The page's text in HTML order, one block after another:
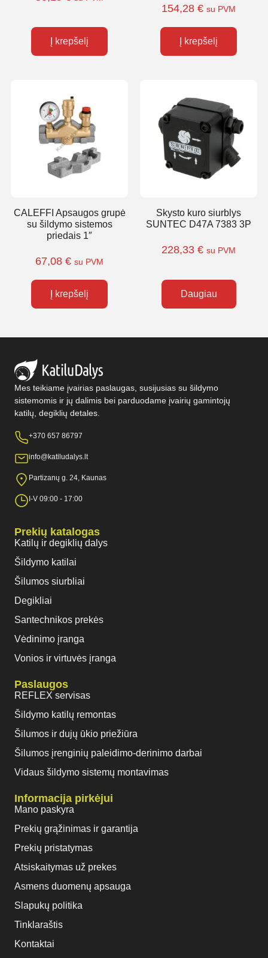
Į krepšelį
154,28 € su PVM
Į krepšelį
CALEFFI Apsaugos grupė
su šildymo sistemos
priedais 1″
67,08 € su PVM
Į krepšelį
Skysto kuro siurblys
SUNTEC D47A 7383 3P
228,33 € su PVM
Daugiau
Mes teikiame įvairias paslaugas, susijusias su šildymo
sistemomis ir jų dalimis bei parduodame įvairių gamintojų
katilų, degiklių detales.
+370 657 86797
info@katiludalys.lt
Partizanų g. 24, Kaunas
I-V 09:00 - 17:00
Prekių katalogas
Katilų ir degiklių dalys
Šildymo katilai
Šilumos siurbliai
Degikliai
Santechnikos prekės
Vėdinimo įranga
Vonios ir virtuvės įranga
Paslaugos
REFLEX servisas
Šildymo katilų remontas
Šilumos ir dujų ūkio priežiūra
Šilumos įrenginių paleidimo-derinimo darbai
Vidaus šildymo sistemų montavimas
Informacija pirkėjui
Mano paskyra
Prekių grąžinimas ir garantija
Prekių pristatymas
Atsiskaitymas už prekes
Asmens duomenų apsauga
Slapukų politika
Tinklaraštis
Kontaktai